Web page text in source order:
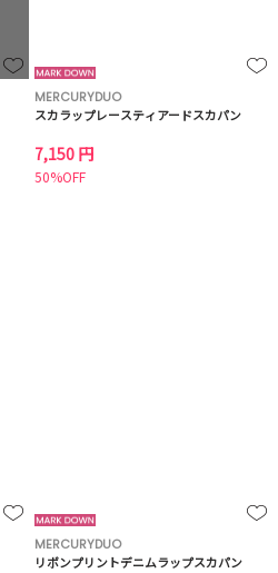
MERCURYDUO
スカラップレースティアードスカパン
7,150 円
50%OFF
MERCURYDUO
リボンプリントデニムラップスカパン